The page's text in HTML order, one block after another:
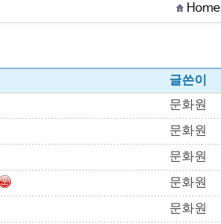
Home
글쓴이
문화원
문화원
문화원
문화원
문화원